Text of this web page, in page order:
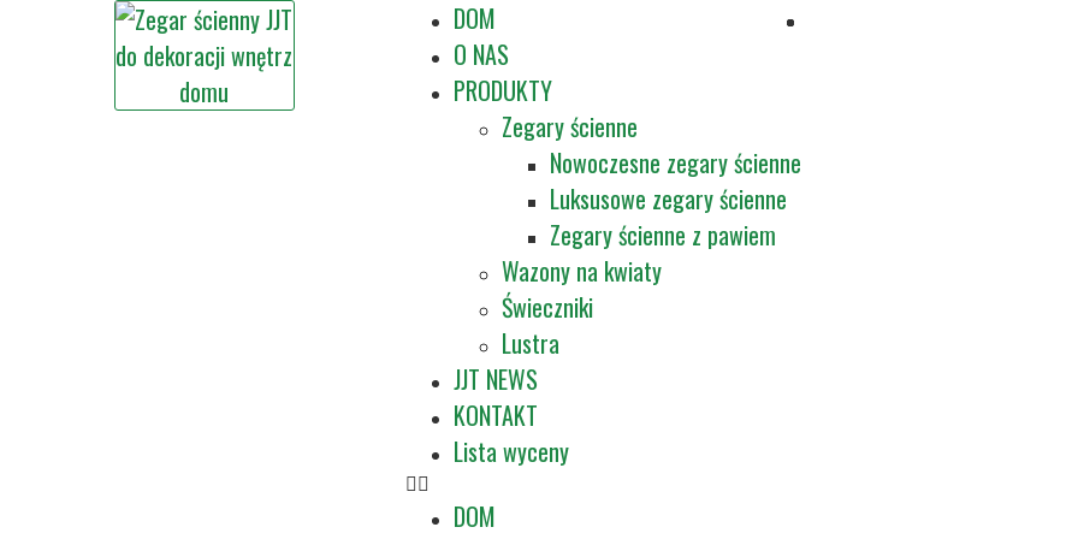
DOM
O NAS
PRODUKTY
Zegary ścienne
Nowoczesne zegary ścienne
Luksusowe zegary ścienne
Zegary ścienne z pawiem
Wazony na kwiaty
Świeczniki
Lustra
JJT NEWS
KONTAKT
Lista wyceny
DOM